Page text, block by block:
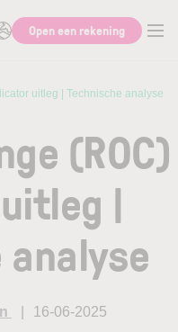
naar informatie
Open een rekening
uitleg | Technische analyse
(ROC)
|
16-06-2025